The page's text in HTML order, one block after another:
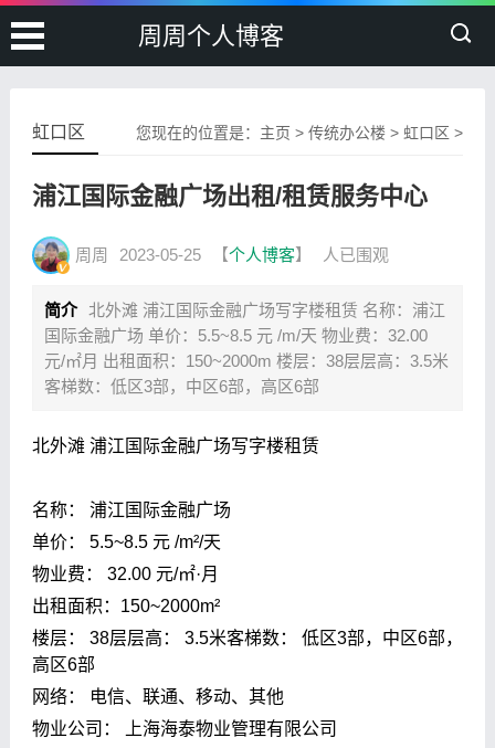
周周个人博客
您现在的位置是： 主页 >传统办公楼 > 虹口区 >
虹口区
浦江国际金融广场出租/租赁服务中心
周周 2023-05-25 【个人博客】 人已围观
简介 北外滩 浦江国际金融广场写字楼租赁 名称：浦江
国际金融广场 单价：5.5~8.5 元 /m/天 物业费：32.00
元/㎡月 出租面积：150~2000m 楼层：38层层高：3.5米
客梯数：低区3部，中区6部，高区6部
北外滩 浦江国际金融广场写字楼租赁
名称： 浦江国际金融广场
单价： 5.5~8.5 元 /m²/天
物业费： 32.00 元/㎡·月
出租面积：150~2000m²
楼层： 38层层高： 3.5米客梯数： 低区3部，中区6部，
高区6部
网络： 电信、联通、移动、其他
物业公司： 上海海泰物业管理有限公司